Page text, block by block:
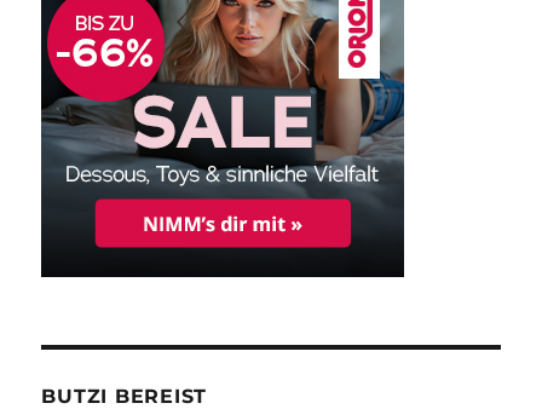
BUTZI BEREIST